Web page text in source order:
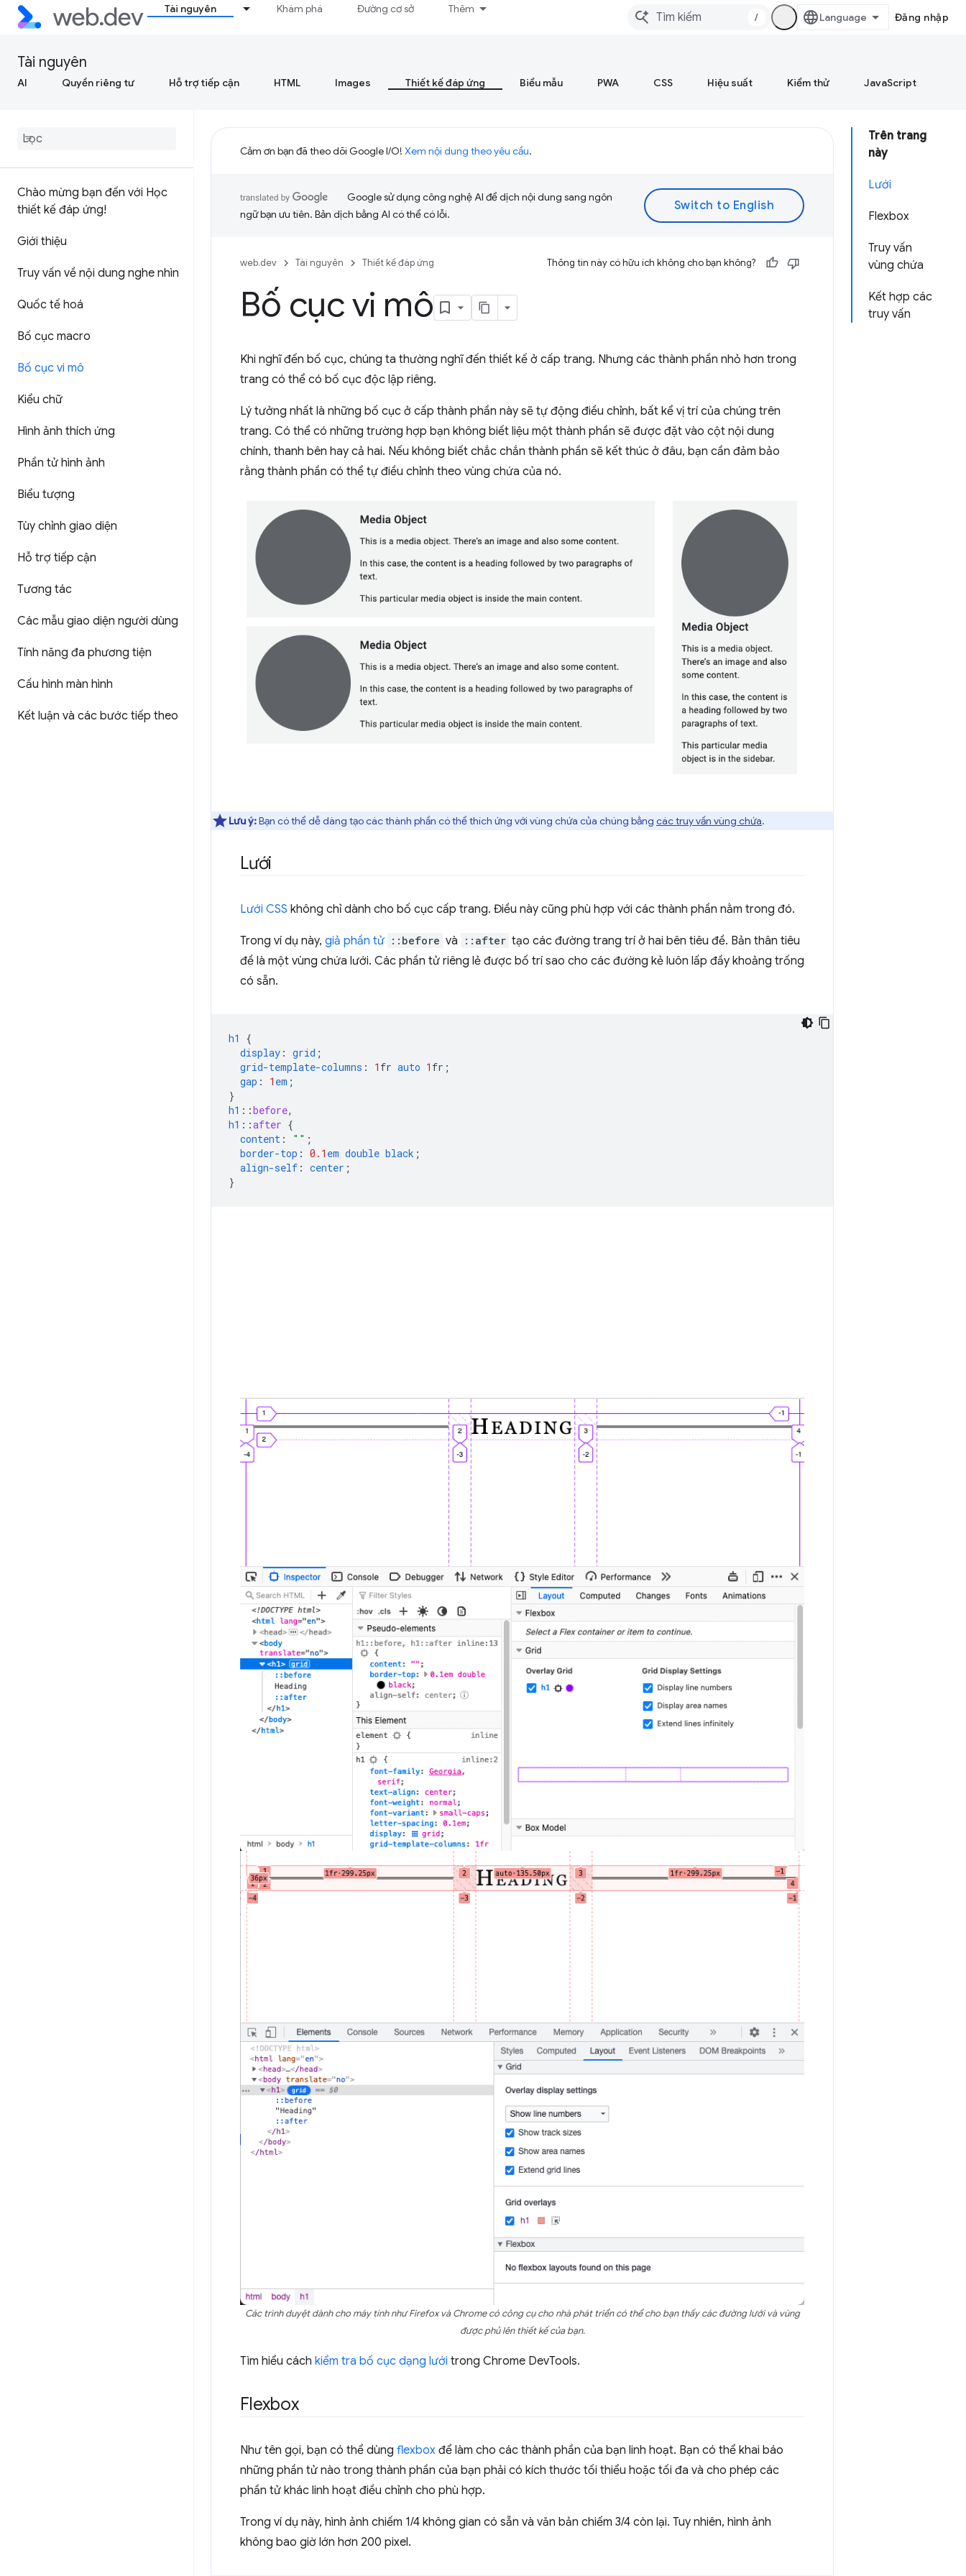
Tài nguyên Khám phá Đường cơ sở Thêm
/ Đăng nhập
Tài nguyên
AI Quyền riêng tư Hỗ trợ tiếp cận HTML Images Thiết kế đáp ứng Biểu mẫu PWA CSS Hiệu suất Kiểm thử JavaScript
Chào mừng bạn đến với Học
thiết kế đáp ứng!
Giới thiệu
Truy vấn về nội dung nghe nhìn
Quốc tế hoá
Bố cục macro
Bố cục vi mô
Kiểu chữ
Hình ảnh thích ứng
Phần tử hình ảnh
Biểu tượng
Tùy chỉnh giao diện
Hỗ trợ tiếp cận
Tương tác
Các mẫu giao diện người dùng
Tính năng đa phương tiện
Cấu hình màn hình
Kết luận và các bước tiếp theo
Trên trang
này
Lưới
Flexbox
Truy vấn
vùng chứa
Kết hợp các
truy vấn
Cảm ơn bạn đã theo dõi Google I/O! Xem nội dung theo yêu cầu.
Google sử dụng công nghệ AI để dịch nội dung sang ngôn
ngữ bạn ưu tiên. Bản dịch bằng AI có thể có lỗi.
web.dev Tài nguyên Thiết kế đáp ứng Thông tin này có hữu ích không cho bạn không?
Bố cục vi mô
Khi nghĩ đến bố cục, chúng ta thường nghĩ đến thiết kế ở cấp trang. Nhưng các thành phần nhỏ hơn trong
trang có thể có bố cục độc lập riêng.
Lý tưởng nhất là những bố cục ở cấp thành phần này sẽ tự động điều chỉnh, bất kể vị trí của chúng trên
trang. Có thể có những trường hợp bạn không biết liệu một thành phần sẽ được đặt vào cột nội dung
chính, thanh bên hay cả hai. Nếu không biết chắc chắn thành phần sẽ kết thúc ở đâu, bạn cần đảm bảo
rằng thành phần có thể tự điều chỉnh theo vùng chứa của nó.
Lưu ý:Bạn có thể dễ dàng tạo các thành phần có thể thích ứng với vùng chứa của chúng bằng các truy vấn vùng chứa.
Lưới
Lưới CSS không chỉ dành cho bố cục cấp trang. Điều này cũng phù hợp với các thành phần nằm trong đó.
Trong ví dụ này, giả phần tử ::before và ::after tạo các đường trang trí ở hai bên tiêu đề. Bản thân tiêu
đề là một vùng chứa lưới. Các phần tử riêng lẻ được bố trí sao cho các đường kẻ luôn lấp đầy khoảng trống
có sẵn.
h1
{
display : grid ;
grid-template-columns : 1 fr auto 1 fr ;
gap : 1 em ;
}
h1 ::before,
h1 ::after {
content : "" ;
border-top : 0.1 em double black ;
align-self : center ;
}
Các trình duyệt dành cho máy tính như Firefox và Chrome có công cụ cho nhà phát triển có thể cho bạn thấy các đường lưới và vùng
được phủ lên thiết kế của bạn.
Tìm hiểu cách kiểm tra bố cục dạng lưới trong Chrome DevTools.
Flexbox
Như tên gọi, bạn có thể dùng flexbox để làm cho các thành phần của bạn linh hoạt. Bạn có thể khai báo
những phần tử nào trong thành phần của bạn phải có kích thước tối thiểu hoặc tối đa và cho phép các
phần tử khác linh hoạt điều chỉnh cho phù hợp.
Trong ví dụ này, hình ảnh chiếm 1/4 không gian có sẵn và văn bản chiếm 3/4 còn lại. Tuy nhiên, hình ảnh
không bao giờ lớn hơn 200 pixel.